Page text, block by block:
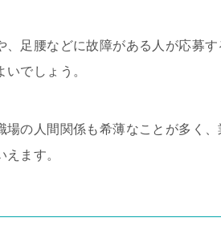
、足腰などに故障がある人が応募
でしょう。
場の人間関係も希薄なことが多く
ます。